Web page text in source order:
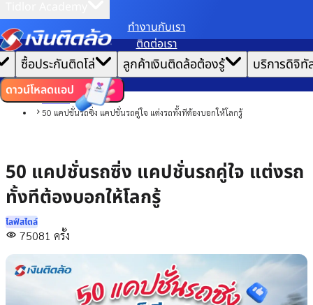
ทํางานกับเรา
ติดต่อเรา
| ซื้อประกันติดโล่ ลูกค้าเงินติดล้อต้องรู้ บริการดิจิทั
ดาวน์โหลดแอป
หน้าแรก
บทความ
ไลฟ์สไตล์
กินเที่ยว
50 แคปชั่นรถซิ่ง แคปชั่นรถคู่ใจ แต่งรถทั้งทีต้องบอกให้โลกรู้
50 แคปชั่นรถซิ่ง แคปชั่นรถคู่ใจ แต่งรถ
ทั้งทีต้องบอกให้โลกรู้
ไลฟ์สไตล์
75081 ครั้ง
เราขอเก็บข้อมูลตาม นโยบายการใช้คุกกี้เพื่อมอบประสบการณ์การใช้งานเว็บไซต์ที่ดีที่สุดให้
คุณ
ตั้งค่าคุกกี้ ยอมรับคุกกี้ทั้งหมด